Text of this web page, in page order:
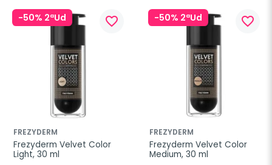
-50% 2ªUd favorite_border
FREZYDERM
Frezyderm Velvet Color
Light, 30 ml
-50% 2ªUd favorite_border
FREZYDERM
Frezyderm Velvet Color
Medium, 30 ml